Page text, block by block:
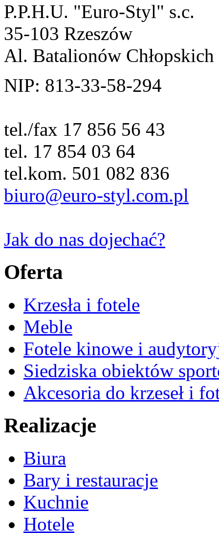
P.P.H.U. "Euro-Styl" s.c.
35-103 Rzeszów
Al. Batalionów
NIP: 813-33-58-294
tel./fax 17 856 56 43
tel. 17 854 03 64
tel.kom. 501 082 836
biuro@euro-styl.com.pl
Jak do nas dojechać?
Oferta
Krzesła i fotele
Meble
Fotele kinowe i
Siedziska obiektów
Akcesoria do krzeseł i
Realizacje
Biura
Bary i restauracje
Kuchnie
Hotele